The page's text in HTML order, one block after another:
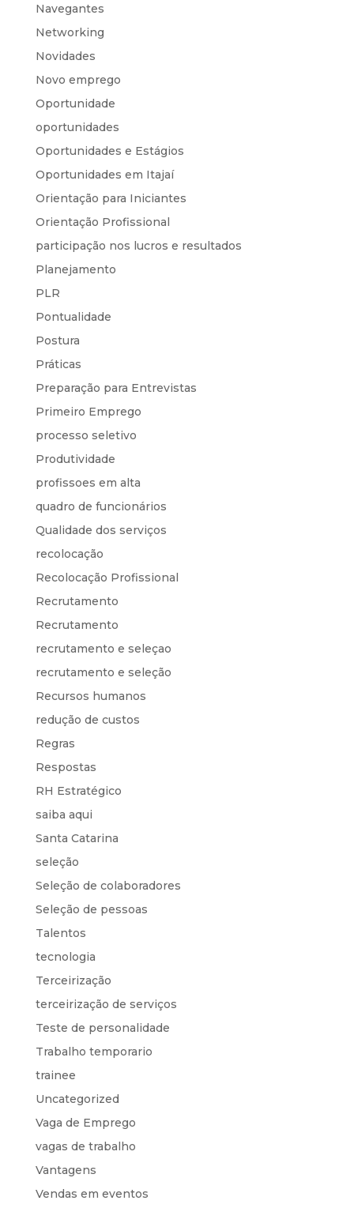
Navegantes
Networking
Novidades
Novo emprego
Oportunidade
oportunidades
Oportunidades e Estágios
Oportunidades em Itajaí
Orientação para Iniciantes
Orientação Profissional
participação nos lucros e resultados
Planejamento
PLR
Pontualidade
Postura
Práticas
Preparação para Entrevistas
Primeiro Emprego
processo seletivo
Produtividade
profissoes em alta
quadro de funcionários
Qualidade dos serviços
recolocação
Recolocação Profissional
Recrutamento
Recrutamento
recrutamento e seleçao
recrutamento e seleção
Recursos humanos
redução de custos
Regras
Respostas
RH Estratégico
saiba aqui
Santa Catarina
seleção
Seleção de colaboradores
Seleção de pessoas
Talentos
tecnologia
Terceirização
terceirização de serviços
Teste de personalidade
Trabalho temporario
trainee
Uncategorized
Vaga de Emprego
vagas de trabalho
Vantagens
Vendas em eventos